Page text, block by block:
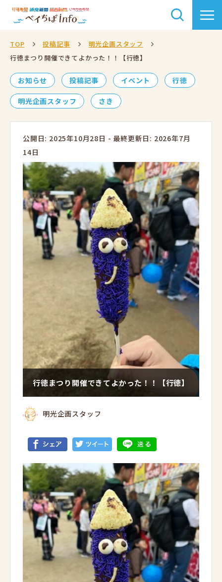
TOP 投稿記事
明光企画スタッフ
行徳まつり開催できてよかった！！【行徳】
お知らせ 投稿記事 イベント 行徳
明光企画スタッフ さき
公開日: 2025年10月28日 - 最終更新日: 2026年7月
14日
行徳まつり開催できてよかった！！【行徳】
明光企画スタッフ